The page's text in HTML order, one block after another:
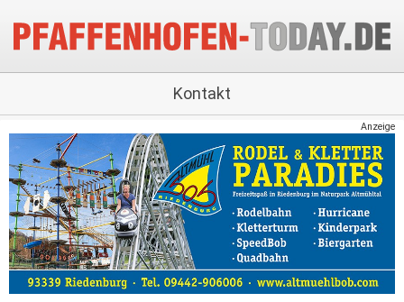
Kontakt
Anzeige